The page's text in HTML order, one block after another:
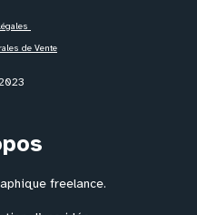
de Vente
freelance.